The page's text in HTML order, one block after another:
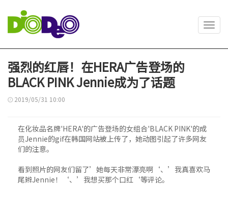
强烈的红唇！在HERA广告登场的
BLACK PINK Jennie成为了话题
2019/05/31 10:00
在化妆品名牌'HERA'的广告登场的女组合'BLACK PINK'的成
员Jennie的gif在韩国网站被上传了，她动图引起了许多网友
们的注意。
看到照片的网友们留了’她每天非常漂亮啊‘、’我真喜欢马
尾辫Jennie！‘、’我想买那个口红‘等评论。